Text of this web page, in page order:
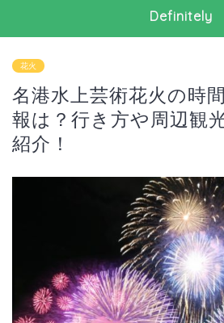
Definitely
花火
名港水上芸術花火の時
報は？行き方や周辺観
紹介！